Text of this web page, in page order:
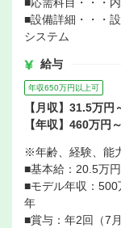
■応需科目・・・
■設備詳細・・・
システム
給与
年収650万円以上可
【月収】31.5万
【年収】460万円
※年齢、経験、能
■基本給：20.5万
■モデル年収：
年
■賞与：年2回（7